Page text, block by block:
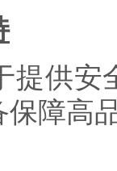
提供安
障高